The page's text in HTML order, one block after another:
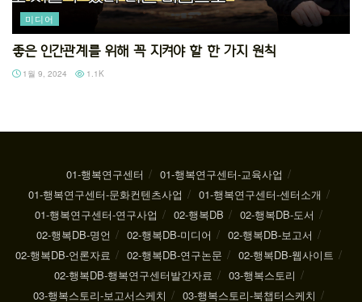
미디어
좋은 인간관계를 위해 꼭 지켜야 할 한 가지 원칙
1월 9, 2024 1.1K
01-행복연구센터
01-행복연구센터-교육사업
01-행복연구센터-문화컨텐츠사업
01-행복연구센터-센터소개
01-행복연구센터-연구사업
02-행복DB
02-행복DB-도서
02-행복DB-명언
02-행복DB-미디어
02-행복DB-보고서
02-행복DB-언론자료
02-행복DB-연구논문
02-행복DB-웹사이트
02-행복DB-행복연구센터발간자료
03-행복스토리
03-행복스토리-보고서스케치
03-행복스토리-북챕터스케치